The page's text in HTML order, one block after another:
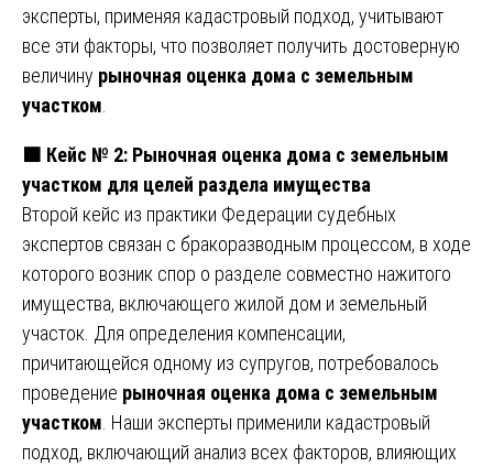
эксперты, применяя кадастровый подход, учитывают
все эти факторы, что позволяет получить достоверную
величину рыночная оценка дома с земельным
участком
🟧 Кейс № 2: Рыночная оценка дома с земельным
участком для целей раздела имущества
Второй кейс из практики Федерации судебных
экспертов связан с бракоразводным процессом, в ходе
которого возник спор о разделе совместно нажитого
имущества, включающего жилой дом и земельный
участок. Для определения компенсации,
причитающейся одному из супругов, потребовалось
проведение рыночная оценка дома с земельным
участком . Наши эксперты применили кадастровый
подход, включающий анализ всех факторов, влияющих